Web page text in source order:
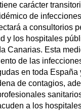
carácter
de
a consultorios
y los hospitales
Canarias. Esta
de las
en toda España
de contagios,
a los